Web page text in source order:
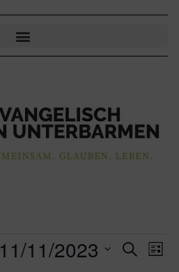
SucheListe
11/11/2023